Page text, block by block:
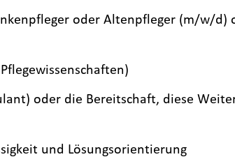
oder Altenpfleger (m/w/d)
oder die Bereitschaft, diese
und Lösungsorientierung